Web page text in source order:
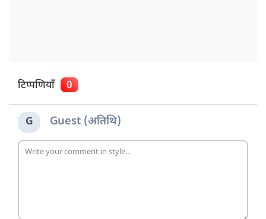
टिप्पणियाँ 0
G Guest (अतिथि)